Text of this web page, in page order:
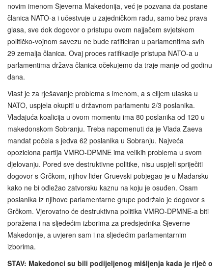
novim imenom Sjeverna Makedonija, već je pozvana da postane
članica NATO-a i učestvuje u zajedničkom radu, samo bez prava
glasa, sve dok dogovor o pristupu ovom najjačem svjetskom
političko-vojnom savezu ne bude ratificiran u parlamentima svih
29 zemalja članica. Ovaj proces ratifikacije pristupa NATO-a u
parlamentima država članica očekujemo da traje manje od godinu
dana.
Vlast je za rješavanje problema s imenom, a s ciljem ulaska u
NATO, uspjela okupiti u državnom parlamentu 2/3 poslanika.
Vladajuća koalicija u ovom momentu ima 80 poslanika od 120 u
makedonskom Sobranju. Treba napomenuti da je Vlada Zaeva
mandat počela s jedva 62 poslanika u Sobranju. Najveća
opoziciona partija VMRO-DPMNE ima velikih problema u svom
djelovanju. Pored sve destruktivne politike, nisu uspjeli spriječiti
dogovor s Grčkom, njihov lider Gruevski pobjegao je u Mađarsku
kako ne bi odležao zatvorsku kaznu na koju je osuđen. Osam
poslanika iz njihove parlamentarne grupe podržalo je dogovor s
Grčkom. Vjerovatno će destruktivna politika VMRO-DPMNE-a biti
poražena i na sljedećim izborima za predsjednika Sjeverne
Makedonije, a uvjeren sam i na sljedećim parlamentarnim
izborima.
STAV: Makedonci su bili podijeljenog mišljenja kada je riječ o